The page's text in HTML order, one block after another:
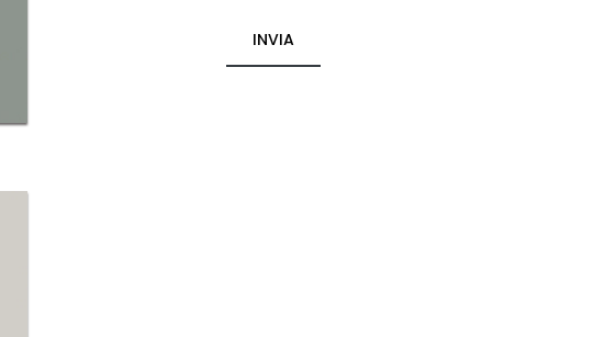
INVIA